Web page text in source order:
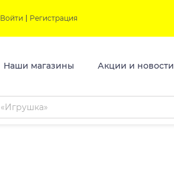
Войти Регистрация
Наши магазины Акции и новости